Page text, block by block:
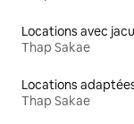
Locations avec
Thap Sakae
Thap Sakae